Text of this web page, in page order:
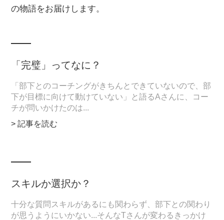
の物語をお届けします。
「完璧」ってなに？
「部下とのコーチングがきちんとできていないので、部
下が目標に向けて動けていない」と語るAさんに、コー
チが問いかけたのは...
> 記事を読む
スキルか選択か？
十分な質問スキルがあるにも関わらず、部下との関わり
が思うようにいかない...そんなTさんが変わるきっかけ